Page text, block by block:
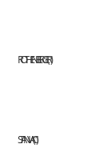
ROTHENBERGER1
STANVAC1